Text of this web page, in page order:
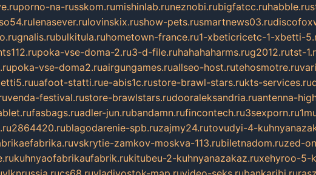
porno-na-russkom.rumishinlab.runeznobi.rubigfatcc.ruhabble.ru
lenasever.rulovinskix.rushow-pets.rusmartnews03.ru
gnalis.rubulkitula.ruhometown-france.ru1-xbeticricetc-1-xbetti-
poka-vse-doma-2.ru3-d-file.ruhahahaharms.rug2012.rutst-
poka-vse-doma2.ruairgungames.ruallseo-host.rutehosmotre.ru
uafoot-statti.rue-abis1c.rustore-brawl-stars.rukts-services.ru
venda-festival.rustore-brawlstars.rudooraleksandria.ruantenna-
fasbags.ruadler-jun.rubandamn.rufincontech.ru3sexporn.ru
2864420.rublagodarenie-spb.ruzajmy24.rutovudyi-4-
vskrytie-zamkov-moskva-113.rubiletnadom.ruzed-
kuhnyaofabrikaufabrik.rukitubeu-2-kuhnyanazakaz.ruxehyroo-5-